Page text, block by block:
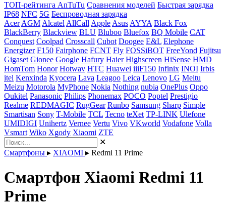
ТОП-рейтинга AnTuTu Сравнения моделей Быстрая зарядка
IP68 NFC 5G Беспроводная зарядка
Acer AGM Alcatel AllCall Apple Asus AYYA Black Fox
BlackBerry Blackview BLU Bluboo Bluefox BQ Mobile CAT
Conquest Coolpad Crosscall Cubot Doogee E&L Elephone
Energizer F150 Fairphone FCNT Fly FOSSiBOT FreeYond Fujitsu
Gigaset Gionee Google Hafury Haier Highscreen HiSense HMD
HomTom Honor Hotwav HTC Huawei iiiF150 Infinix INOI Irbis
itel Kenxinda Kyocera Lava Leagoo Leica Lenovo LG Meitu
Meizu Motorola MyPhone Nokia Nothing nubia OnePlus Oppo
Oukitel Panasonic Philips Phonemax POCO Poptel Prestigio
Realme REDMAGIC RugGear Runbo Samsung Sharp Simple
Smartisan Sony T-Mobile TCL Tecno teXet TP-LINK Ulefone
UMIDIGI Unihertz Vernee Vertu Vivo VKworld Vodafone Volla
Vsmart Wiko Xgody Xiaomi ZTE
✕
Смартфоны ▸ XIAOMI ▸ Redmi 11 Prime
Смартфон Xiaomi Redmi 11
Prime